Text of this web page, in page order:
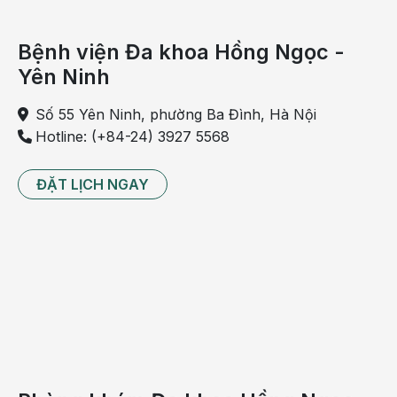
ngày, đôi khi kết hợp với triệu chứng cảm lạnh hoặc
bị cúm.
tuần và thường thì tự khỏi. Nếu xác định được
Bệnh viện Đa khoa Hồng Ngọc -
Yên Ninh
Số 55 Yên Ninh, phường Ba Đình, Hà Nội
Hotline: (+84-24) 3927 5568
ĐẶT LỊCH NGAY